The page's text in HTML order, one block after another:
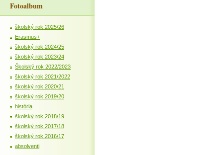
Fotoalbum
školský rok 2025/26
Erasmus+
školský rok 2024/25
školský rok 2023/24
Školský rok 2022/2023
školský rok 2021/2022
školský rok 2020/21
školský rok 2019/20
história
školský rok 2018/19
školský rok 2017/18
školský rok 2016/17
absolventi